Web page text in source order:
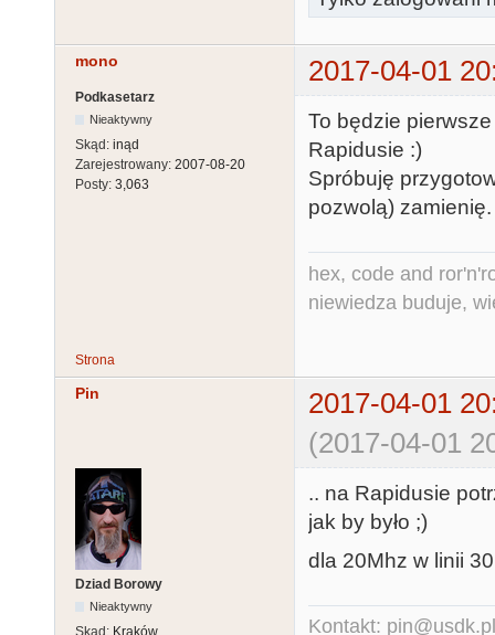
1010 DATA
1020 DATA
2000 DATA
2010 DATA
2020 DATA
2040 DATA
mono 2017-04-01
Podkasetarz
Nieaktywny
Skąd: inąd
Zarejestrowany: 2007-08-20
Posty: 3,063
To będzie
Rapidusie :)
Spróbuję
pozwolą) zamienię.
hex, code and
niewiedza buduje,
Strona
Pin
2017-04-01
(2017-04-01
Dziad Borowy
Nieaktywny
Skąd: Kraków
.. na Rapidusie
jak by było ;)
dla 20Mhz w linii
Kontakt: pin@usdk.pl